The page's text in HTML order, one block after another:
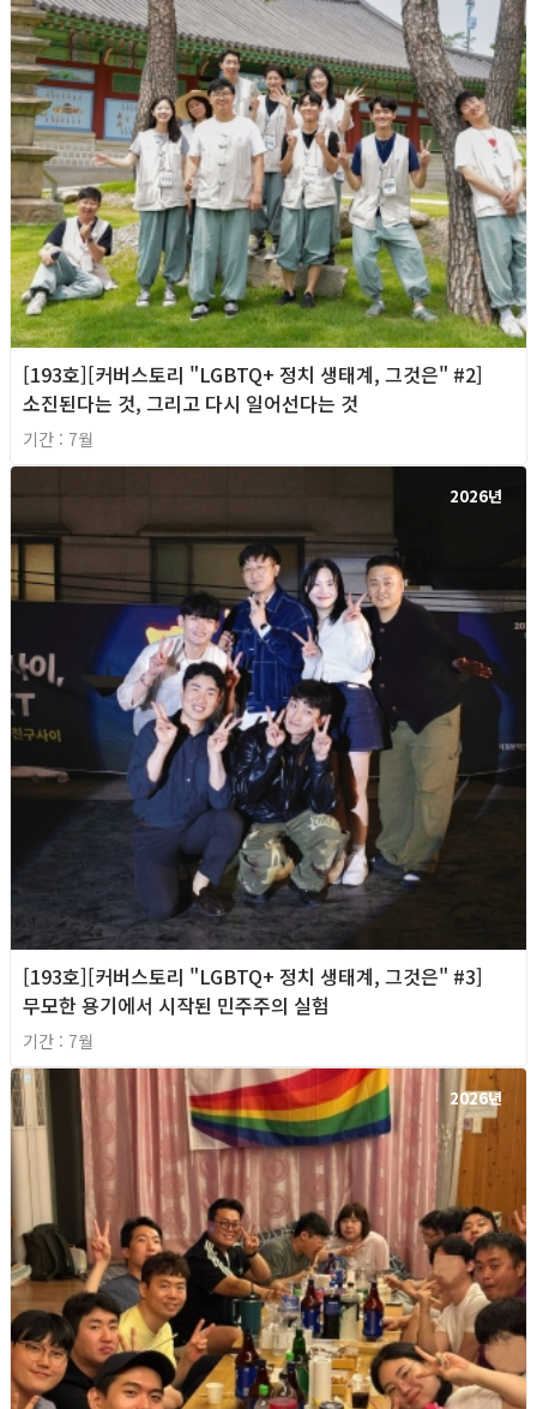
[193호][커버스토리 "LGBTQ+ 정치 생태계, 그것은" #2]
소진된다는 것, 그리고 다시 일어선다는 것
기간 : 7월
2026년
[193호][커버스토리 "LGBTQ+ 정치 생태계, 그것은" #3]
무모한 용기에서 시작된 민주주의 실험
기간 : 7월
2026년